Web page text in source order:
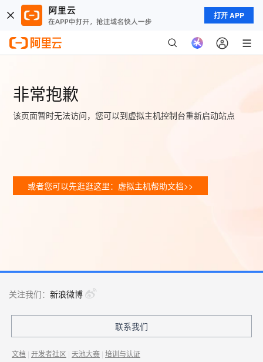
打开 APP
非常抱歉
该页面暂时无法访问，您可以到虚拟主机控制台重新启动站点
或者您可以先逛逛这里：虚拟主机帮助文档>>